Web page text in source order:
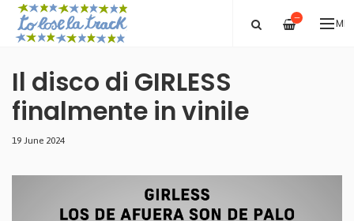
—
Il disco di GIRLESS
finalmente in vinile
19 June 2024